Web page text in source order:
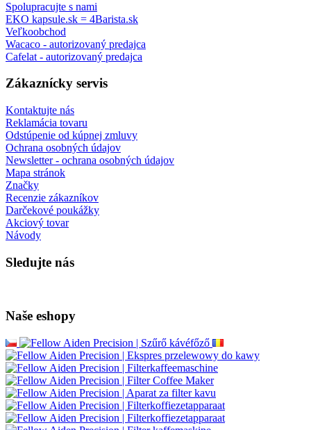
Spolupracujte s nami
EKO kapsule.sk = 4Barista.sk
Veľkoobchod
Wacaco - autorizovaný predajca
Cafelat - autorizovaný predajca
Zákaznícky servis
Kontaktujte nás
Reklamácia tovaru
Odstúpenie od kúpnej zmluvy
Ochrana osobných údajov
Newsletter - ochrana osobných údajov
Mapa stránok
Značky
Recenzie zákazníkov
Darčekové poukážky
Akciový tovar
Návody
Sledujte nás
Naše eshopy